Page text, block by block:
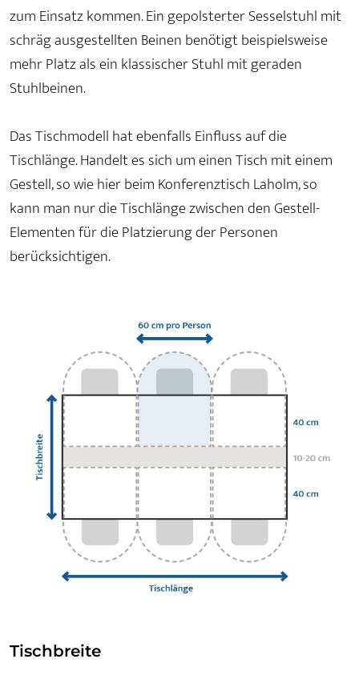
zum Einsatz kommen. Ein gepolsterter Sesselstuhl mit
schräg ausgestellten Beinen benötigt beispielsweise
mehr Platz als ein klassischer Stuhl mit geraden
Stuhlbeinen.
Das Tischmodell hat ebenfalls Einfluss auf die
Tischlänge. Handelt es sich um einen Tisch mit einem
Gestell, so wie hier beim Konferenztisch Laholm, so
kann man nur die Tischlänge zwischen den Gestell-
Elementen für die Platzierung der Personen
berücksichtigen.
Tischbreite